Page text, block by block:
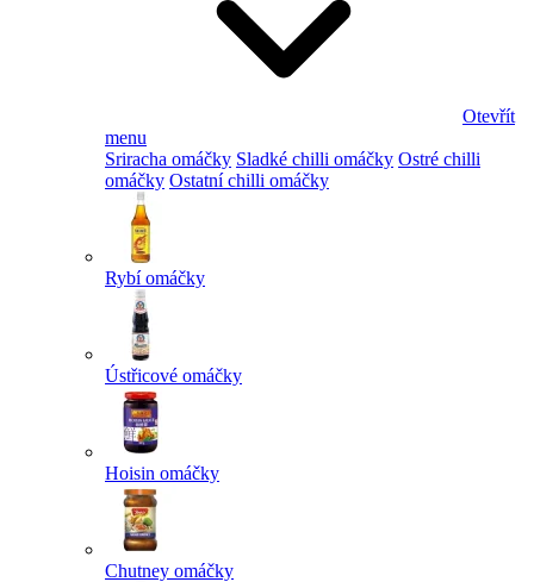
Otevřít
menu
Sriracha omáčky Sladké chilli omáčky Ostré chilli
omáčky Ostatní chilli omáčky
Rybí omáčky
Ústřicové omáčky
Hoisin omáčky
Chutney omáčky